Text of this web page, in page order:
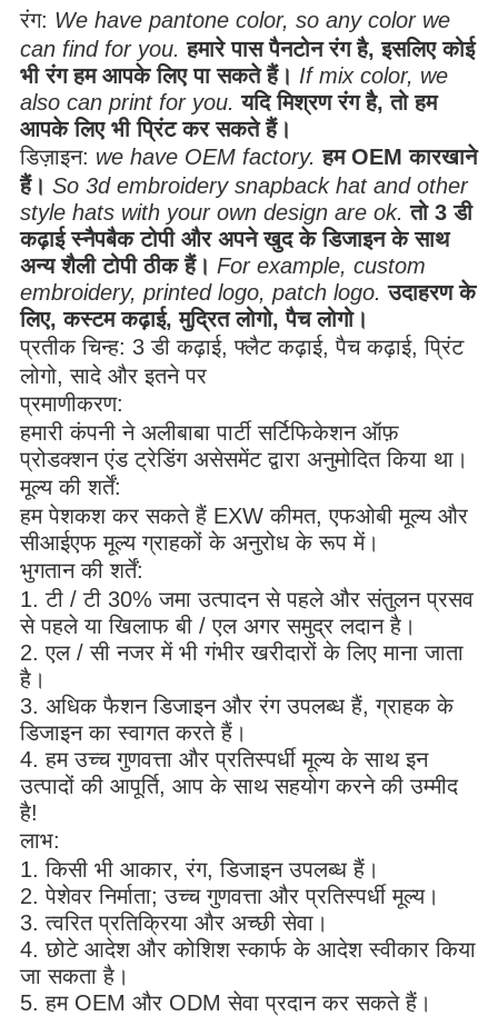
रंग: We have pantone color, so any color we
can find for you. हमारे पास पैनटोन रंग है, इसलिए कोई
भी रंग हम आपके लिए पा सकते हैं। If mix color, we
also can print for you. यदि मिश्रण रंग है, तो हम
आपके लिए भी प्रिंट कर सकते हैं।
डिज़ाइन: we have OEM factory. हम OEM कारखाने
हैं। So 3d embroidery snapback hat and other
style hats with your own design are ok. तो 3 डी
कढ़ाई स्नैपबैक टोपी और अपने खुद के डिजाइन के साथ
अन्य शैली टोपी ठीक हैं। For example, custom
embroidery, printed logo, patch logo. उदाहरण के
लिए, कस्टम कढ़ाई, मुद्रित लोगो, पैच लोगो।
प्रतीक चिन्ह: 3 डी कढ़ाई, फ्लैट कढ़ाई, पैच कढ़ाई, प्रिंट
लोगो, सादे और इतने पर
प्रमाणीकरण:
हमारी कंपनी ने अलीबाबा पार्टी सर्टिफिकेशन ऑफ़
प्रोडक्शन एंड ट्रेडिंग असेसमेंट द्वारा अनुमोदित किया था।
मूल्य की शर्तें:
हम पेशकश कर सकते हैं EXW कीमत, एफओबी मूल्य और
सीआईएफ मूल्य ग्राहकों के अनुरोध के रूप में।
भुगतान की शर्तें:
1. टी / टी 30% जमा उत्पादन से पहले और संतुलन प्रसव
से पहले या खिलाफ बी / एल अगर समुद्र लदान है।
2. एल / सी नजर में भी गंभीर खरीदारों के लिए माना जाता
है।
3. अधिक फैशन डिजाइन और रंग उपलब्ध हैं, ग्राहक के
डिजाइन का स्वागत करते हैं।
4. हम उच्च गुणवत्ता और प्रतिस्पर्धी मूल्य के साथ इन
उत्पादों की आपूर्ति, आप के साथ सहयोग करने की उम्मीद
है!
लाभ:
1. किसी भी आकार, रंग, डिजाइन उपलब्ध हैं।
2. पेशेवर निर्माता; उच्च गुणवत्ता और प्रतिस्पर्धी मूल्य।
3. त्वरित प्रतिक्रिया और अच्छी सेवा।
4. छोटे आदेश और कोशिश स्कार्फ के आदेश स्वीकार किया
जा सकता है।
5. हम OEM और ODM सेवा प्रदान कर सकते हैं।